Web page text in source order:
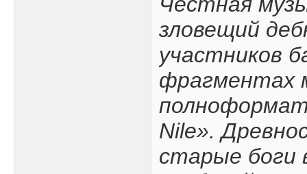
зловещий
участников
фрагментах
Nile».
старые боги